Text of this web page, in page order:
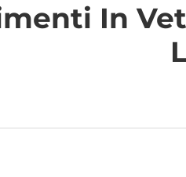
In